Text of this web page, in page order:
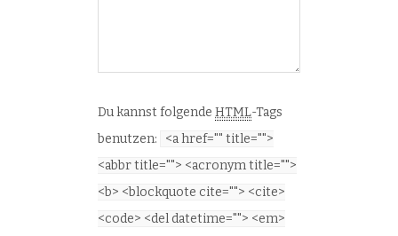
Du kannst folgende HTML-Tags
benutzen:
<a href="" title="">
<abbr title=""> <acronym title="">
<b> <blockquote cite=""> <cite>
<code> <del datetime=""> <em>